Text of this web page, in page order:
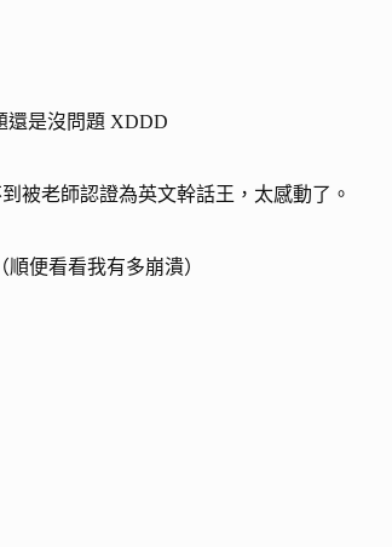
還是沒問題 XDDD
被老師認證為英文幹話王，太感動了。
便看看我有多崩潰）